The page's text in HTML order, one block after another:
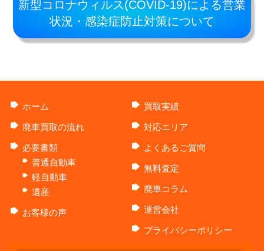
新型コロナウィルス(COVID-19)による営業
状況・感染症防止対策について
買取実績
対応エリア
よくあるご質問
無料査定
廃車コラム
運営会社
プライバシーポリシー
ホーム
廃車買取の流れ
必要書類
普通自動車
軽自動車
遺産
お客様の声